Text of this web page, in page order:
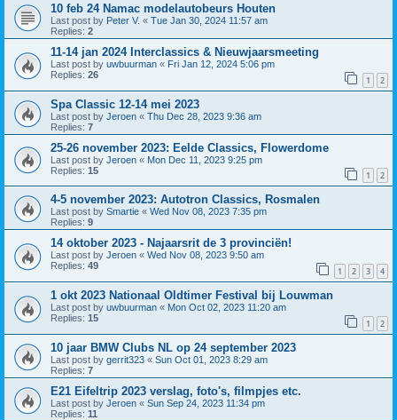
10 feb 24 Namac modelautobeurs Houten
Last post by Peter V. « Tue Jan 30, 2024 11:57 am
Replies: 2
11-14 jan 2024 Interclassics & Nieuwjaarsmeeting
Last post by uwbuurman « Fri Jan 12, 2024 5:06 pm
Replies: 26 1 2
Spa Classic 12-14 mei 2023
Last post by Jeroen « Thu Dec 28, 2023 9:36 am
Replies: 7
25-26 november 2023: Eelde Classics, Flowerdome
Last post by Jeroen « Mon Dec 11, 2023 9:25 pm
Replies: 15 1 2
4-5 november 2023: Autotron Classics, Rosmalen
Last post by Smartie « Wed Nov 08, 2023 7:35 pm
Replies: 9
14 oktober 2023 - Najaarsrit de 3 provinciën!
Last post by Jeroen « Wed Nov 08, 2023 9:50 am
Replies: 49 1 2 3 4
1 okt 2023 Nationaal Oldtimer Festival bij Louwman
Last post by uwbuurman « Mon Oct 02, 2023 11:20 am
Replies: 15 1 2
10 jaar BMW Clubs NL op 24 september 2023
Last post by gerrit323 « Sun Oct 01, 2023 8:29 am
Replies: 7
E21 Eifeltrip 2023 verslag, foto's, filmpjes etc.
Last post by Jeroen « Sun Sep 24, 2023 11:34 pm
Replies: 11